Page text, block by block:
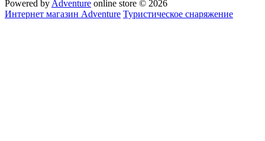
Powered by Adventure online store © 2026
Интернет магазин Adventure Туристическое снаряжение